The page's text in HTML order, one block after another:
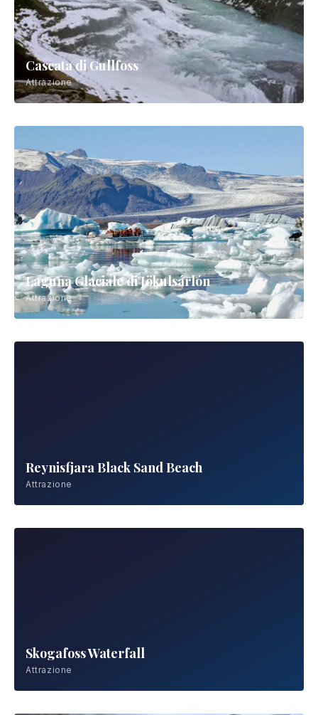
Cascata di Gullfoss
Attrazione
Laguna Glaciale di Jökulsárlón
Attrazione
Reynisfjara Black Sand Beach
Attrazione
Skogafoss Waterfall
Attrazione